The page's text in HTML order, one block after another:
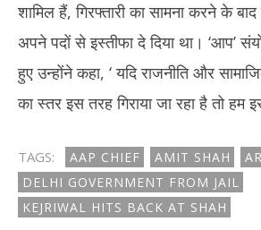
शामिल हैं, गिरफ्तारी का सामना करने के
अपने पदों से इस्तीफा दे दिया था। ‘आप’
हुए उन्होंने कहा, ‘ यदि राजनीति और
का स्तर इस तरह गिराया जा रहा है तो हम
TAGS: AAP CHIEF AMIT SHAH
DELHI GOVERNMENT FROM JAIL
KEJRIWAL HITS BACK AT SHAH